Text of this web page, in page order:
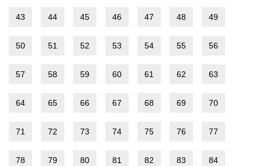
43 44 45 46 47 48 49
50 51 52 53 54 55 56
57 58 59 60 61 62 63
64 65 66 67 68 69 70
71 72 73 74 75 76 77
78 79 80 81 82 83 84